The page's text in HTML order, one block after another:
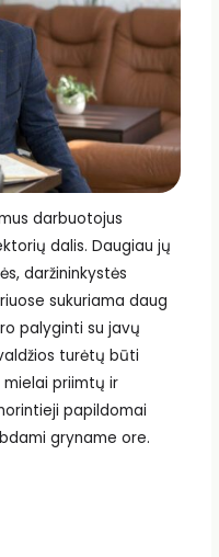
darbuotojus
dalis. Daugiau jų
daržininkystės
sukuriama daug
palyginti su javų
turėtų būti
mielai priimtų ir
papildomai
gryname ore.